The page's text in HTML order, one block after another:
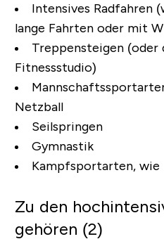
Intensives Radfahren
lange Fahrten oder mit
Treppensteigen
Fitnessstudio)
Netzball
Seilspringen
Gymnastik
Kampfsportarten, wie
Zu den
gehören (2)